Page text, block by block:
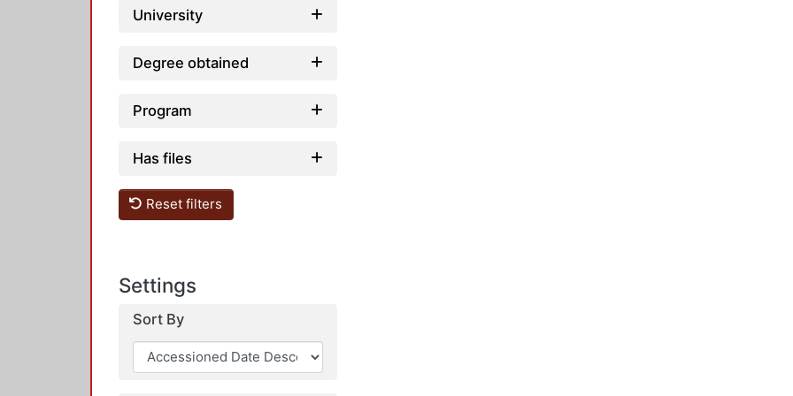
University
Degree obtained
Program
Has files
Reset filters
Settings
Sort By